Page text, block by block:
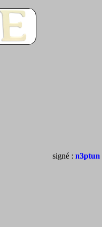
signé : n3ptun